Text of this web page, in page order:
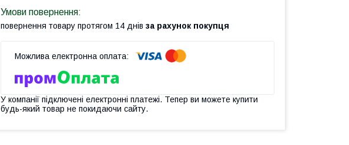
повернення товару протягом 14 днів за рахунок покупця
У компанії підключені електронні платежі. Тепер ви можете купити
будь-який товар не покидаючи сайту.